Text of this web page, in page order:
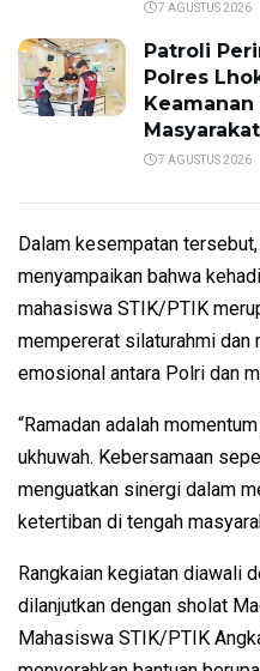
7 AGUSTUS 2026
Patroli
Polres
Masyarakat
7 AGUSTUS 2026
Dalam kesempatan
menyampaikan bahwa
mahasiswa STIK/PTIK
mempererat silaturahmi dan
emosional antara Polri dan
“Ramadan adalah
ukhuwah. Kebersamaan
menguatkan sinergi dalam
ketertiban di tengah
Rangkaian kegiatan diawali
dilanjutkan dengan sholat
Mahasiswa STIK/PTIK